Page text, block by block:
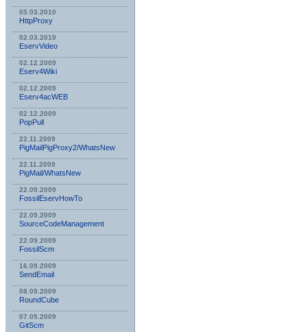
05.03.2010
HttpProxy
02.03.2010
EservVideo
02.12.2009
Eserv4Wiki
02.12.2009
Eserv4acWEB
02.12.2009
PopPull
22.11.2009
PigMailPigProxy2/WhatsNew
22.11.2009
PigMail/WhatsNew
22.09.2009
FossilEservHowTo
22.09.2009
SourceCodeManagement
22.09.2009
FossilScm
16.09.2009
SendEmail
08.09.2009
RoundCube
07.05.2009
GitScm